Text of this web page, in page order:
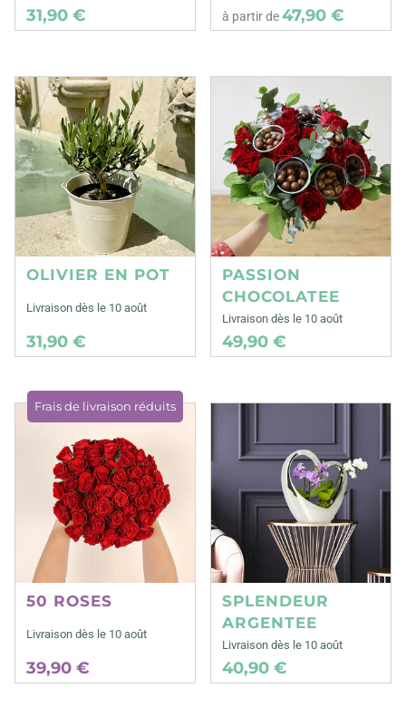
31,90 € à partir de47,90 €
OLIVIER EN POT
Livraison dès le 10 août
31,90 €
PASSION
CHOCOLATEE
Livraison dès le 10 août
49,90 €
Frais de livraison réduits
50 ROSES
Livraison dès le 10 août
39,90 €
SPLENDEUR
ARGENTEE
Livraison dès le 10 août
40,90 €